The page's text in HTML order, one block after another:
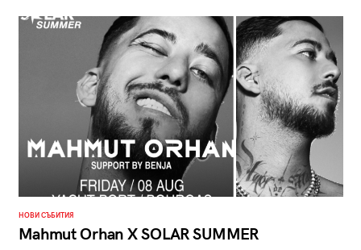
НОВИ СЪБИТИЯ
Мahmut Orhan X SOLAR SUMMER